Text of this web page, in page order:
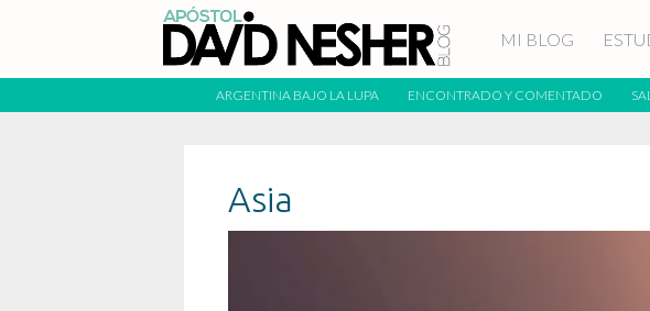
MI BLOG
ARGENTINA BAJO LA LUPA ENCONTRADO Y COMENTADO
Asia